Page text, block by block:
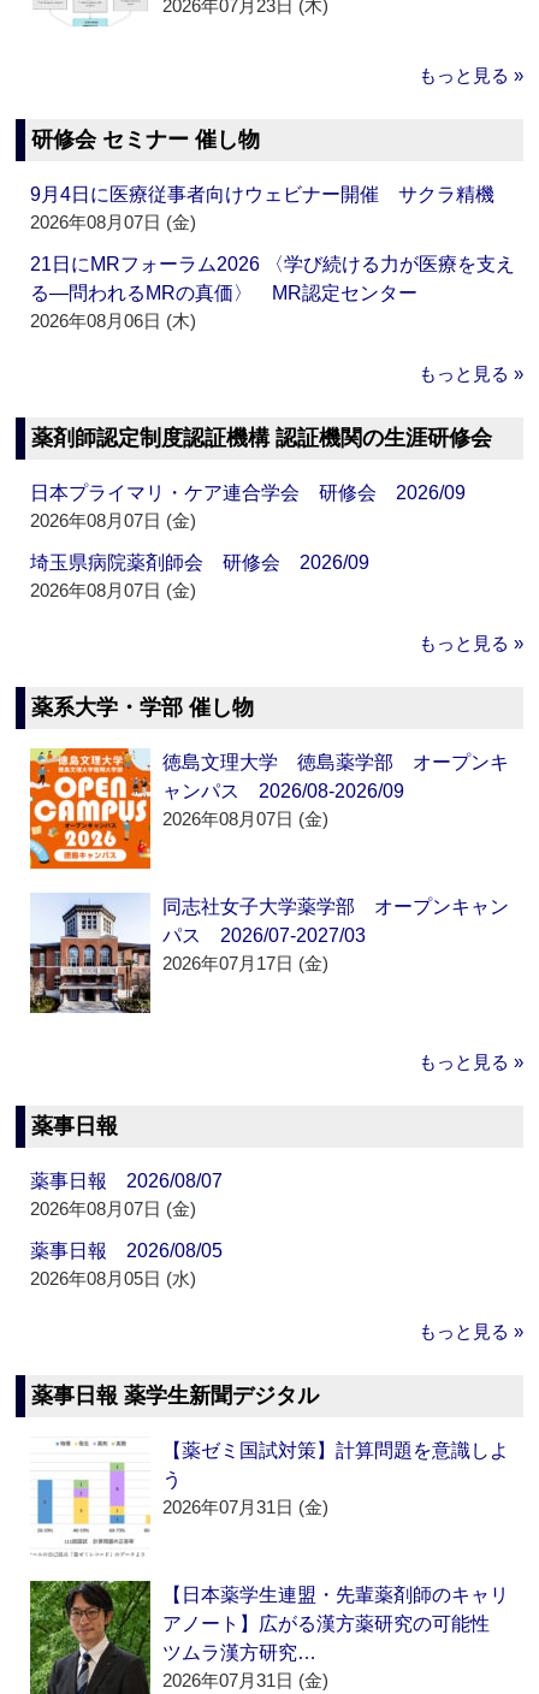
2026年07月23日 (木)
もっと見る »
研修会 セミナー 催し物
9月4日に医療従事者向けウェビナー開催 サクラ精機
2026年08月07日 (金)
21日にMRフォーラム2026 〈学び続ける力が医療を支え
る―問われるMRの真価〉 MR認定センター
2026年08月06日 (木)
もっと見る »
薬剤師認定制度認証機構 認証機関の生涯研修会
日本プライマリ・ケア連合学会 研修会 2026/09
2026年08月07日 (金)
埼玉県病院薬剤師会 研修会 2026/09
2026年08月07日 (金)
もっと見る »
薬系大学・学部 催し物
徳島文理大学 徳島薬学部 オープンキ
ャンパス 2026/08-2026/09
2026年08月07日 (金)
同志社女子大学薬学部 オープンキャン
パス 2026/07-2027/03
2026年07月17日 (金)
もっと見る »
薬事日報
薬事日報 2026/08/07
2026年08月07日 (金)
薬事日報 2026/08/05
2026年08月05日 (水)
もっと見る »
薬事日報 薬学生新聞デジタル
【薬ゼミ国試対策】計算問題を意識しよ
う
2026年07月31日 (金)
【日本薬学生連盟・先輩薬剤師のキャリ
アノート】広がる漢方薬研究の可能性
ツムラ漢方研究…
2026年07月31日 (金)